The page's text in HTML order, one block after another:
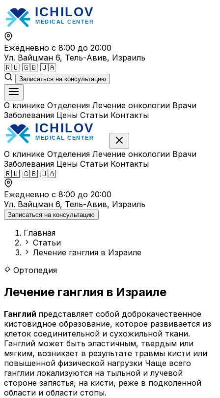
Перейти
к
содержимому
Ежедневно с 8:00 до 20:00
Ул. Вайцман 6, Тель-Авив, Израиль
🇷🇺 🇬🇧 🇺🇦
Записаться на консультацию
О клинике Отделения Лечение онкологии Врачи
Заболевания Цены Статьи Контакты
О клинике Отделения Лечение онкологии Врачи
Заболевания Цены Статьи Контакты
🇷🇺 🇬🇧 🇺🇦
Ежедневно с 8:00 до 20:00
Ул. Вайцман 6, Тель-Авив, Израиль
Записаться на консультацию
Главная
Статьи
Лечение ганглия в Израиле
Ортопедия
Лечение ганглия в Израиле
Ганглий представляет собой доброкачественное
кистовидное образование, которое развивается из
клеток соединительной и сухожильной ткани.
Ганглий может быть эластичным, твердым или
мягким, возникает в результате травмы кисти или
повышенной физической нагрузки Чаще всего
ганглии локализуются на тыльной и лучевой
стороне запястья, на кисти, реже в подколенной
области и области стопы.